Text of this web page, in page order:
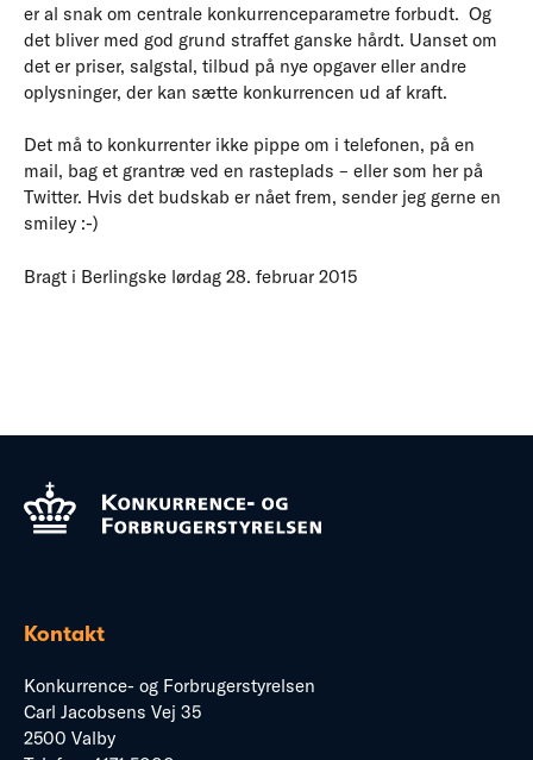
er al snak om centrale konkurrenceparametre forbudt. Og
det bliver med god grund straffet ganske hårdt. Uanset om
det er priser, salgstal, tilbud på nye opgaver eller andre
oplysninger, der kan sætte konkurrencen ud af kraft.
Det må to konkurrenter ikke pippe om i telefonen, på en
mail, bag et grantræ ved en rasteplads – eller som her på
Twitter. Hvis det budskab er nået frem, sender jeg gerne en
smiley :-)
Bragt i Berlingske lørdag 28. februar 2015
Kontakt
Konkurrence- og Forbrugerstyrelsen
Carl Jacobsens Vej 35
2500 Valby